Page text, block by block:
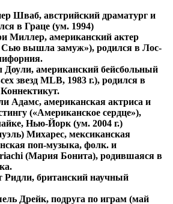
Шваб, австрийский драматург и
в Граце (ум. 1994)
Миллер, американский актер
Сью вышла замуж»), родился в Лос-
Доули, американский бейсбольный
звезд MLB, 1983 г.), родился в
Адамс, американская актриса и
(«Американское сердце»),
Нью-Йорк (ум. 2004 г.)
Михарес, мексиканская
поп-музыка, фолк. и
(Мария Бонита), родившаяся в
Ридли, британский научный
Дрейк, подруга по играм (май